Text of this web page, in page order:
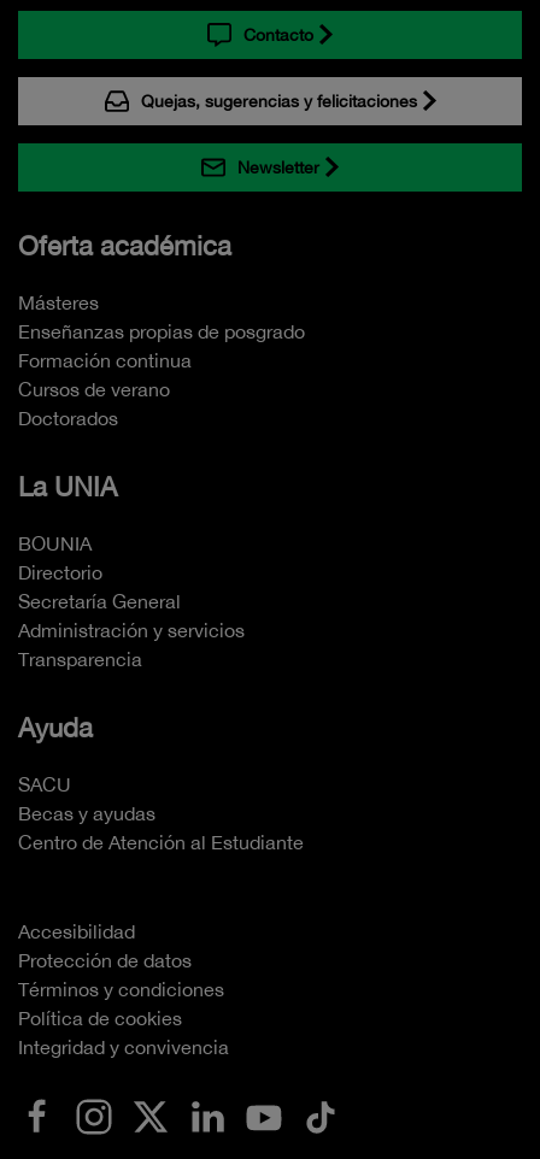
Contacto
Quejas, sugerencias y felicitaciones
Newsletter
Oferta académica
Másteres
Enseñanzas propias de posgrado
Formación continua
Cursos de verano
Doctorados
La UNIA
BOUNIA
Directorio
Secretaría General
Administración y servicios
Transparencia
Ayuda
SACU
Becas y ayudas
Centro de Atención al Estudiante
Accesibilidad
Protección de datos
Términos y condiciones
Política de cookies
Integridad y convivencia